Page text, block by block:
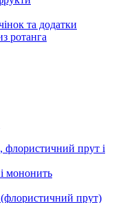
та додатки
ротанга
флористичний прут і
мононить
прут)